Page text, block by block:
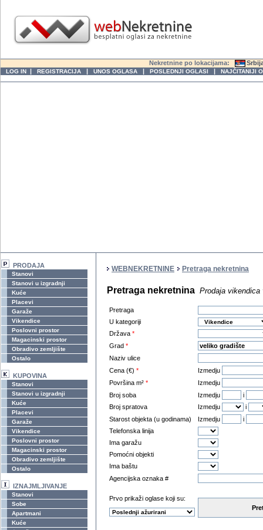
Nekretnine po lokacijama:
LOG IN | REGISTRACIJA | UNOS OGLASA | POSLEDNJI OGLASI | NAJČITANIJI
PRODAJA
Stanovi
Stanovi u izgradnji
Kuće
Placevi
Garaže
Vikendice
Poslovni prostor
Magacinski prostor
Obradivo zemljište
Ostalo
KUPOVINA
Stanovi
Stanovi u izgradnji
Kuće
Placevi
Garaže
Vikendice
Poslovni prostor
Magacinski prostor
Obradivo zemljište
Ostalo
IZNAJMLJIVANJE
Stanovi
Sobe
Apartmani
Kuće
WEBNEKRETNINE Pretraga nekretnina
Pretraga nekretnina Prodaja vikendica
Pretraga
U kategoriji
Država *
Grad *
Naziv ulice
Cena (€) *
Izmedju
Površina m² *
Izmedju
Broj soba
Izmedju
i
Broj spratova
Izmedju
i
Starost objekta (u godinama)
Izmedju
i
Telefonska linija
Ima garažu
Pomoćni objekti
Ima baštu
Agencijska oznaka #
Prvo prikaži oglase koji su: